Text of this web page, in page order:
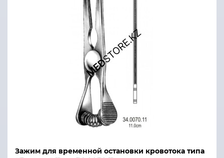
Зажим для временной остановки кровотока типа